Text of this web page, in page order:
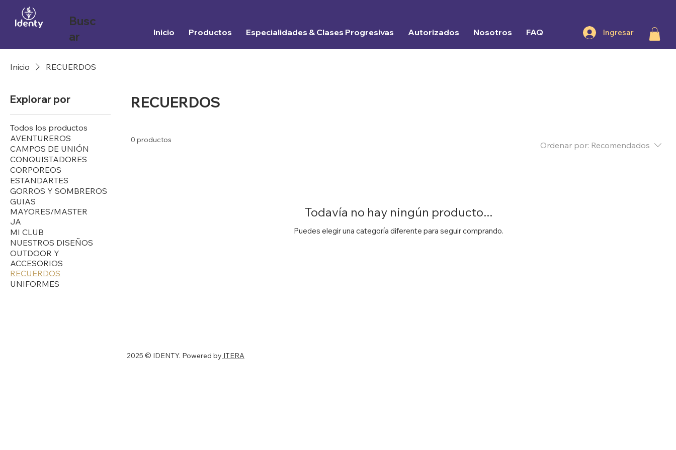
Busc
ar
Inicio Productos Especialidades & Clases Progresivas Autorizados Nosotros FAQ Ingresar
Inicio RECUERDOS
Explorar por
Todos los productos
AVENTUREROS
CAMPOS DE UNIÓN
CONQUISTADORES
CORPOREOS
ESTANDARTES
GORROS Y SOMBREROS
GUIAS
MAYORES/MASTER
JA
MI CLUB
NUESTROS DISEÑOS
OUTDOOR Y
ACCESORIOS
RECUERDOS
UNIFORMES
RECUERDOS
0 productos
Ordenar por: Recomendados
Todavía no hay ningún producto...
Puedes elegir una categoría diferente para seguir comprando.
2025 © IDENTY. Powered by ITERA